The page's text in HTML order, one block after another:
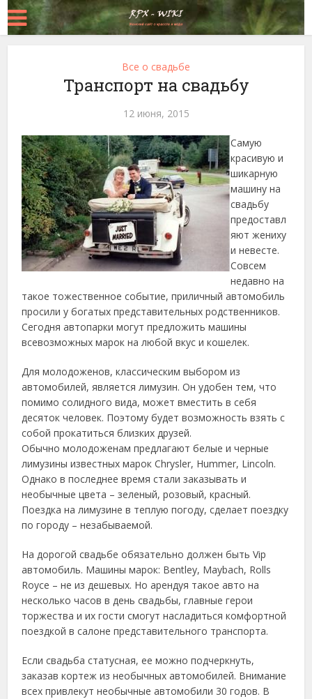
Все о свадьбе
Транспорт на свадьбу
12 июня, 2015
Самую
красивую и
шикарную
машину на
свадьбу
предоставл
яют жениху
и невесте.
Совсем
недавно на
такое тожественное событие, приличный автомобиль
просили у богатых представительных родственников.
Сегодня автопарки могут предложить машины
всевозможных марок на любой вкус и кошелек.
Для молодоженов, классическим выбором из
автомобилей, является лимузин. Он удобен тем, что
помимо солидного вида, может вместить в себя
десяток человек. Поэтому будет возможность взять с
собой прокатиться близких друзей.
Обычно молодоженам предлагают белые и черные
лимузины известных марок Chrysler, Hummer, Lincoln.
Однако в последнее время стали заказывать и
необычные цвета – зеленый, розовый, красный.
Поездка на лимузине в теплую погоду, сделает поездку
по городу – незабываемой.
На дорогой свадьбе обязательно должен быть Vip
автомобиль. Машины марок: Bentley, Maybach, Rolls
Royce – не из дешевых. Но арендуя такое авто на
несколько часов в день свадьбы, главные герои
торжества и их гости смогут насладиться комфортной
поездкой в салоне представительного транспорта.
Если свадьба статусная, ее можно подчеркнуть,
заказав кортеж из необычных автомобилей. Внимание
всех привлекут необычные автомобили 30 годов. В